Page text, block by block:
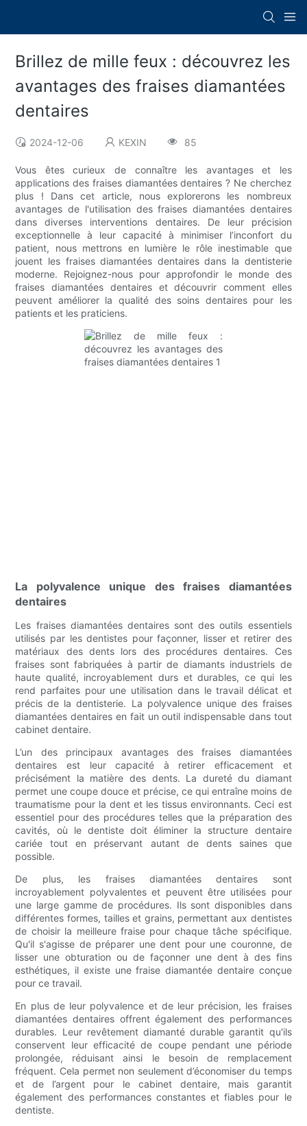
Brillez de mille feux : découvrez les
avantages des fraises diamantées
dentaires
2024-12-06 KEXIN 85
Vous êtes curieux de connaître les avantages et les
applications des fraises diamantées dentaires ? Ne cherchez
plus ! Dans cet article, nous explorerons les nombreux
avantages de l'utilisation des fraises diamantées dentaires
dans diverses interventions dentaires. De leur précision
exceptionnelle à leur capacité à minimiser l’inconfort du
patient, nous mettrons en lumière le rôle inestimable que
jouent les fraises diamantées dentaires dans la dentisterie
moderne. Rejoignez-nous pour approfondir le monde des
fraises diamantées dentaires et découvrir comment elles
peuvent améliorer la qualité des soins dentaires pour les
patients et les praticiens.
La polyvalence unique des fraises diamantées
dentaires
Les fraises diamantées dentaires sont des outils essentiels
utilisés par les dentistes pour façonner, lisser et retirer des
matériaux des dents lors des procédures dentaires. Ces
fraises sont fabriquées à partir de diamants industriels de
haute qualité, incroyablement durs et durables, ce qui les
rend parfaites pour une utilisation dans le travail délicat et
précis de la dentisterie. La polyvalence unique des fraises
diamantées dentaires en fait un outil indispensable dans tout
cabinet dentaire.
L’un des principaux avantages des fraises diamantées
dentaires est leur capacité à retirer efficacement et
précisément la matière des dents. La dureté du diamant
permet une coupe douce et précise, ce qui entraîne moins de
traumatisme pour la dent et les tissus environnants. Ceci est
essentiel pour des procédures telles que la préparation des
cavités, où le dentiste doit éliminer la structure dentaire
cariée tout en préservant autant de dents saines que
possible.
De plus, les fraises diamantées dentaires sont
incroyablement polyvalentes et peuvent être utilisées pour
une large gamme de procédures. Ils sont disponibles dans
différentes formes, tailles et grains, permettant aux dentistes
de choisir la meilleure fraise pour chaque tâche spécifique.
Qu'il s'agisse de préparer une dent pour une couronne, de
lisser une obturation ou de façonner une dent à des fins
esthétiques, il existe une fraise diamantée dentaire conçue
pour ce travail.
En plus de leur polyvalence et de leur précision, les fraises
diamantées dentaires offrent également des performances
durables. Leur revêtement diamanté durable garantit qu'ils
conservent leur efficacité de coupe pendant une période
prolongée, réduisant ainsi le besoin de remplacement
fréquent. Cela permet non seulement d’économiser du temps
et de l’argent pour le cabinet dentaire, mais garantit
également des performances constantes et fiables pour le
dentiste.